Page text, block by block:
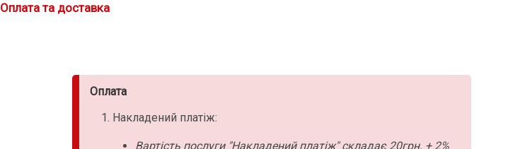
Оплата та доставка
Оплата
Накладений платіж:
Вартість послуги "Накладений платіж" складає 20грн. + 2%